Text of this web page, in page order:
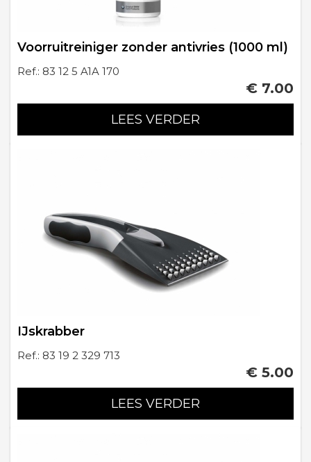
Voorruitreiniger zonder antivries (1000 ml)
Ref.: 83 12 5 A1A 170
€ 7.00
LEES VERDER
IJskrabber
Ref.: 83 19 2 329 713
€ 5.00
LEES VERDER